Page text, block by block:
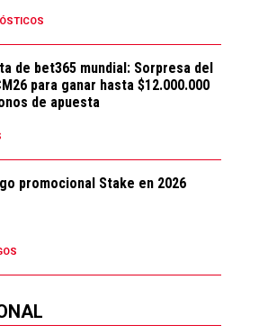
de bet365 mundial: Sorpresa del
para ganar hasta $12.000.000
de apuesta
promocional Stake en 2026